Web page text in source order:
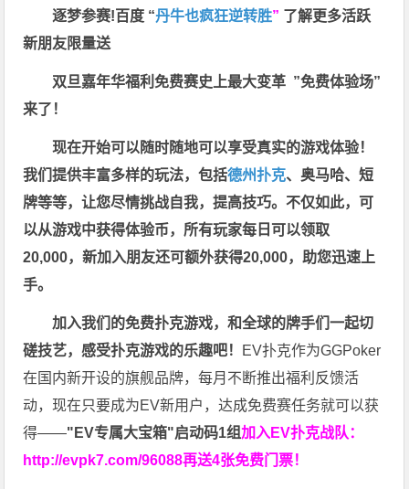
逐梦参赛!百度 “丹牛也疯狂逆转胜” 了解更多活跃
新朋友限量送
双旦嘉年华福利免费赛史上最大变革 ”免费体验场”
来了！
现在开始可以随时随地可以享受真实的游戏体验！
我们提供丰富多样的玩法，包括德州扑克、奥马哈、短
牌等等，让您尽情挑战自我，提高技巧。不仅如此， 可
以从游戏中获得体验币，所有玩家每日可以领取
20,000，新加入朋友还可额外获得20,000，助您迅速上
手。
加入我们的免费扑克游戏，和全球的牌手们一起切
磋技艺，感受扑克游戏的乐趣吧！ EV扑克作为GGPoker
在国内新开设的旗舰品牌，每月不断推出福利反馈活
动，现在只要成为EV新用户，达成免费赛任务就可以获
得——"EV专属大宝箱"启动码1组加入EV扑克战队：
http://evpk7.com/96088再送4张免费门票！